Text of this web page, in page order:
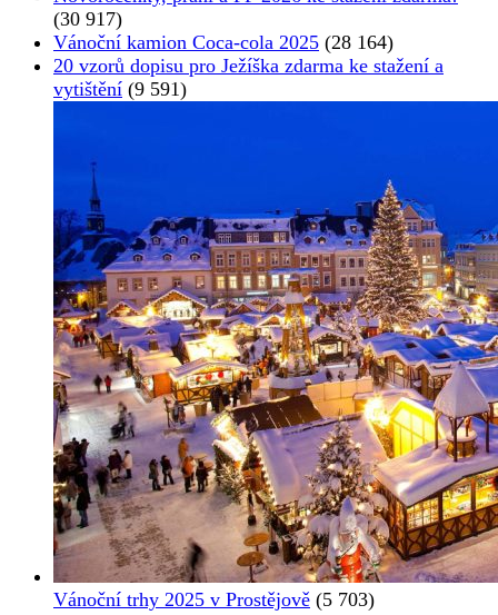
(30 917)
Vánoční kamion Coca-cola 2025 (28 164)
20 vzorů dopisu pro Ježíška zdarma ke stažení a
vytištění (9 591)
Vánoční trhy 2025 v Prostějově (5 703)